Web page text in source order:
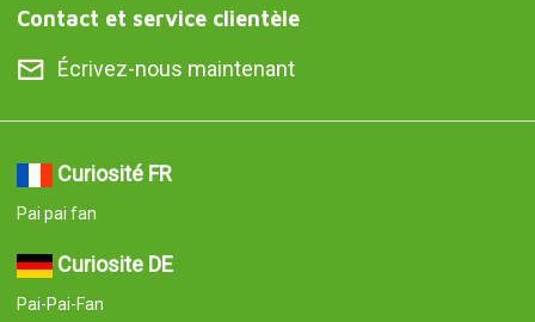
Contact et service clientèle
Écrivez-nous maintenant
Curiosité FR
Pai pai fan
Curiosite DE
Pai-Pai-Fan